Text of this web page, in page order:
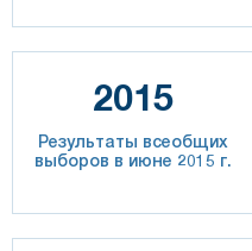
2015
Результаты всеобщих
выборов в июне 2015 г.